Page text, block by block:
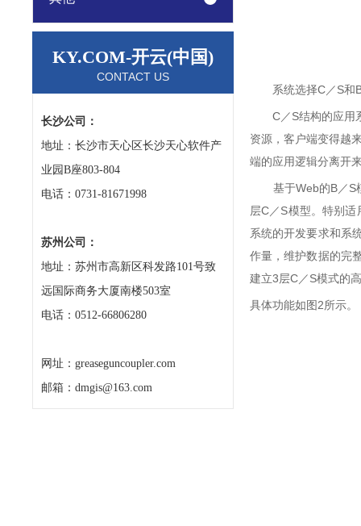
KY.COM-开云(中国)
CONTACT US
长沙公司：
地址：长沙市天心区长沙天心软件产
业园B座803-804
电话：0731-81671998
苏州公司：
地址：苏州市高新区科发路101号致
远国际商务大厦南楼503室
电话：0512-66806280
网址：greaseguncoupler.com
邮箱：dmgis@163.com
系统选择C／S和B
C／S结构的应用系
资源，客户端变得越
端的应用逻辑分离开
基于Web的B／S模
层C／S模型。特别
系统的开发要求和系
作量，维护数据的完
建立3层C／S模式的
具体功能如图2所示。